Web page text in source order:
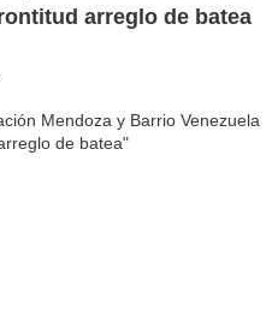
arreglo de batea